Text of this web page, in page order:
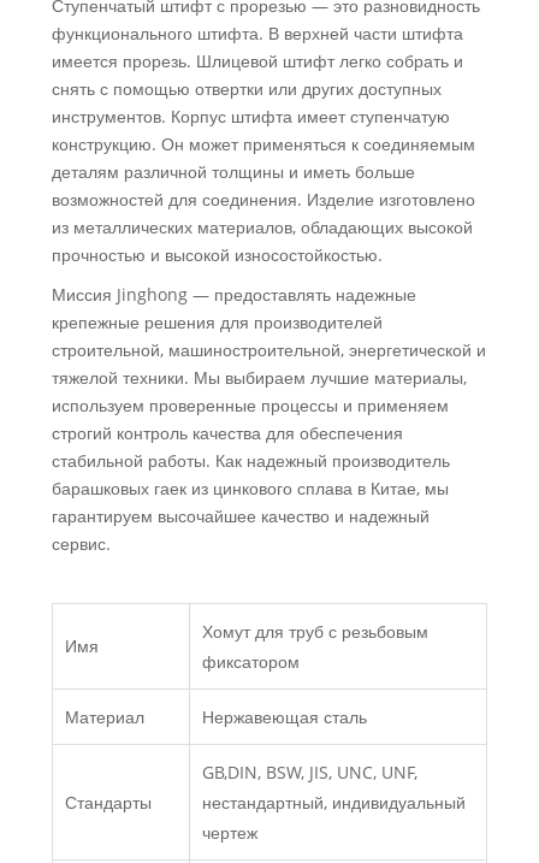
Ступенчатый штифт с прорезью — это разновидность
функционального штифта. В верхней части штифта
имеется прорезь. Шлицевой штифт легко собрать и
снять с помощью отвертки или других доступных
инструментов. Корпус штифта имеет ступенчатую
конструкцию. Он может применяться к соединяемым
деталям различной толщины и иметь больше
возможностей для соединения. Изделие изготовлено
из металлических материалов, обладающих высокой
прочностью и высокой износостойкостью.
Миссия Jinghong — предоставлять надежные
крепежные решения для производителей
строительной, машиностроительной, энергетической и
тяжелой техники. Мы выбираем лучшие материалы,
используем проверенные процессы и применяем
строгий контроль качества для обеспечения
стабильной работы. Как надежный производитель
барашковых гаек из цинкового сплава в Китае, мы
гарантируем высочайшее качество и надежный
сервис.
Имя
Хомут для труб с резьбовым
фиксатором
Материал Нержавеющая сталь
Стандарты
GB,DIN, BSW, JIS, UNC, UNF,
нестандартный, индивидуальный
чертеж